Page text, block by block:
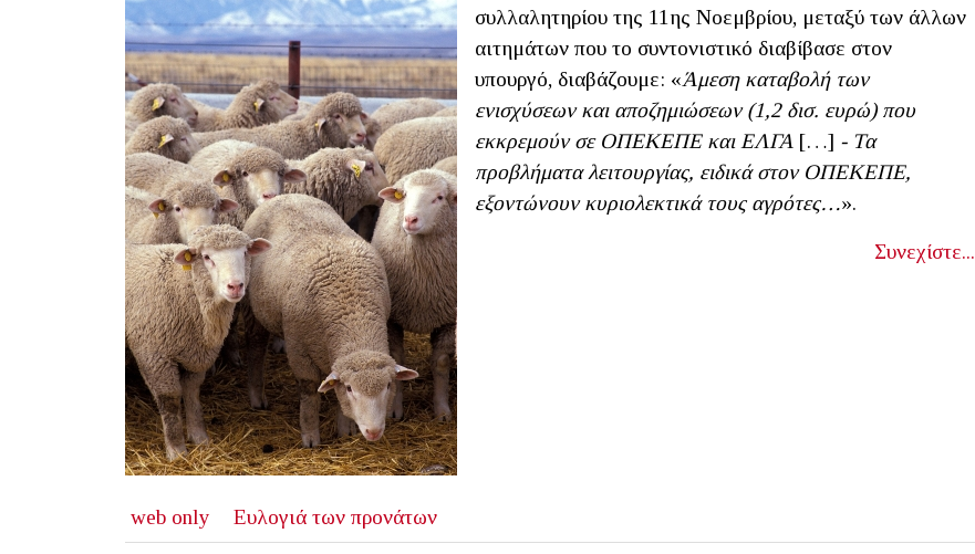
συλλαλητηρίου της 11ης Νοεμβρίου, μεταξύ των άλλων
αιτημάτων που το συντονιστικό διαβίβασε στον
υπουργό, διαβάζουμε: «Άμεση καταβολή των
ενισχύσεων και αποζημιώσεων (1,2 δισ. ευρώ) που
εκκρεμούν σε ΟΠΕΚΕΠΕ και ΕΛΓΑ […] - Τα
προβλήματα λειτουργίας, ειδικά στον ΟΠΕΚΕΠΕ,
εξοντώνουν κυριολεκτικά τους αγρότες…».
Συνεχίστε...
web only Ευλογιά των προνάτων